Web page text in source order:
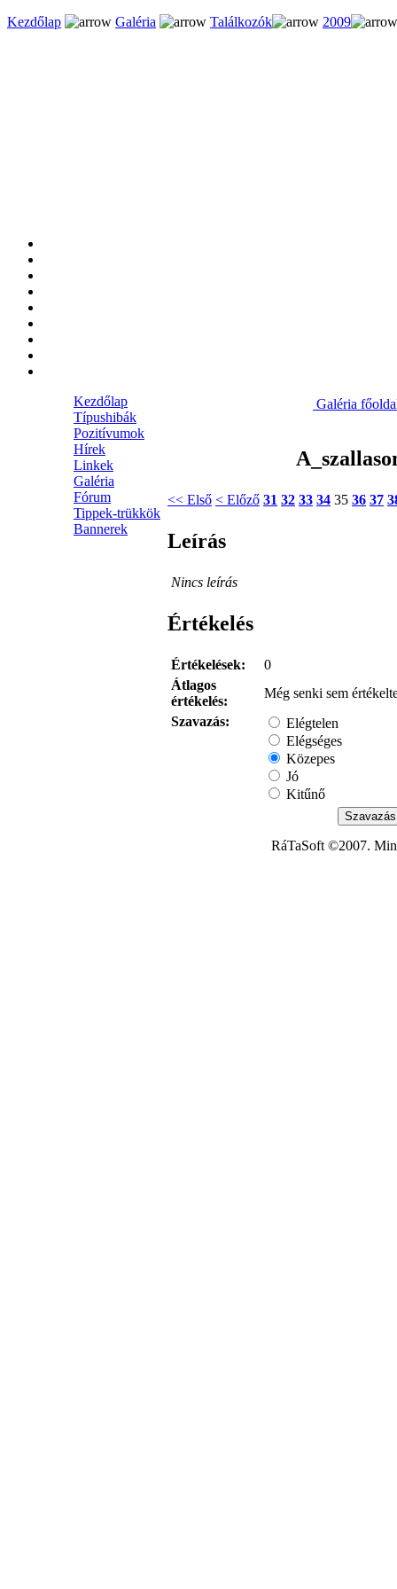
Kezdőlap Galéria Találkozók 2009
Kezdőlap
Típushibák
Pozitívumok
Hírek
Linkek
Galéria
Fórum
Tippek-trükkök
Bannerek
Galéria
<< Első < Előző 31 32 33 34 35 36 37
Leírás
Nincs leírás
Értékelés
Értékelések:
0
Átlagos
értékelés:
Még senki sem
Szavazás:
Elégtelen
Elégséges
Közepes
Jó
Kitűnő
RáTaSoft ©2007.